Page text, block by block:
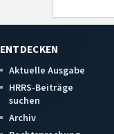
ENTDECKEN
Aktuelle Ausgabe
HRRS-Beiträge
suchen
Archiv